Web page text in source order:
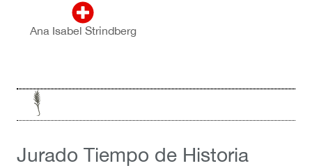
Ana Isabel Strindberg
Jurado Tiempo de Historia